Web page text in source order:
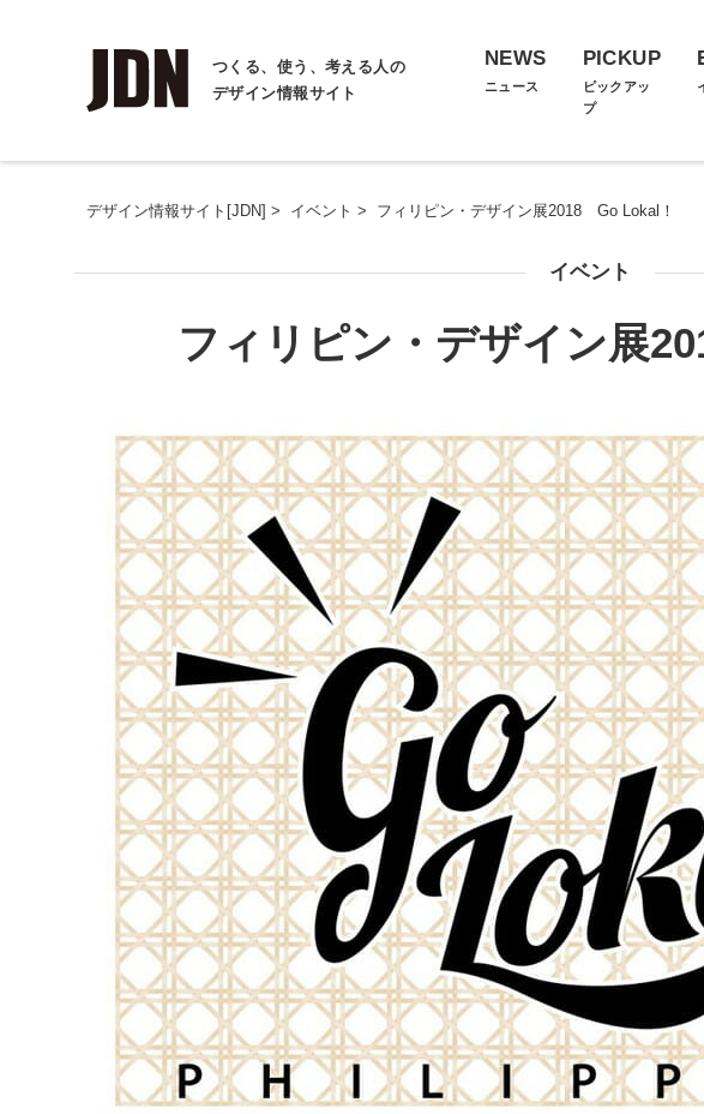
つくる、使う、考える人の
デザイン情報サイト
NEWS
ニュース
PICKUP
ピックアッ
プ
デザイン情報サイト[JDN] > イベント > フィリピン・デザイン展2018 Go Lokal！
イベント
フィリピン・デザイン展